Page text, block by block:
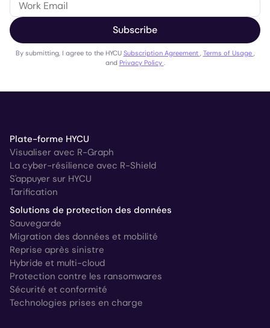
Subscribe
By submitting, I agree to the HYCU Subscription Agreement Terms of Usage
and Privacy Policy
Plate-forme HYCU
Visualiser avec R-Graph
La cyber-résilience avec R-Shield
S'appuyer sur HYCU
Tarification
Solutions de protection des données
Sauvegarde
Migration des données et mobilité
Reprise après sinistre
Hybride et multi-cloud
Protection contre les ransomwares
Sécurité et conformité
Technologies prises en charge